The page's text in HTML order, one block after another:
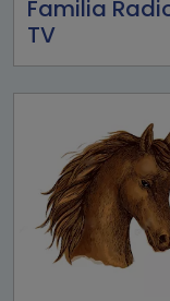
Familia
TV